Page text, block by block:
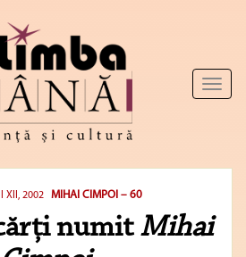
Toggle
XII, 2002 MIHAI CIMPOI – 60
numit Mihai